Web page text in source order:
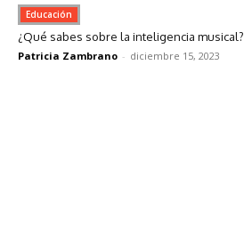
Educación
¿Qué sabes sobre la inteligencia musical?
Patricia Zambrano - diciembre 15, 2023